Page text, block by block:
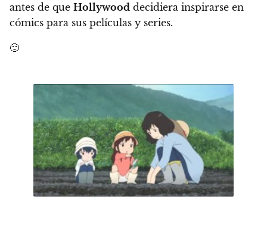
antes de que Hollywood decidiera inspirarse en
cómics para sus películas y series.
🙂